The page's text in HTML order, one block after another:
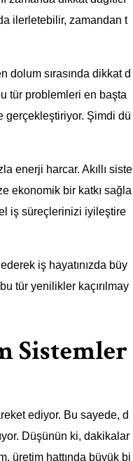
ilerletebilir, zamandan t
dolum sırasında dikkat d
tür problemleri en başta
gerçekleştiriyor. Şimdi dü
enerji harcar. Akıllı siste
ekonomik bir katkı sağla
iş süreçlerinizi iyileştire
iş hayatınızda büy
tür yenilikler kaçırılmay
Sistemler
ediyor. Bu sayede, d
Düşünün ki, dakikalar
üretim hattında büyük bi